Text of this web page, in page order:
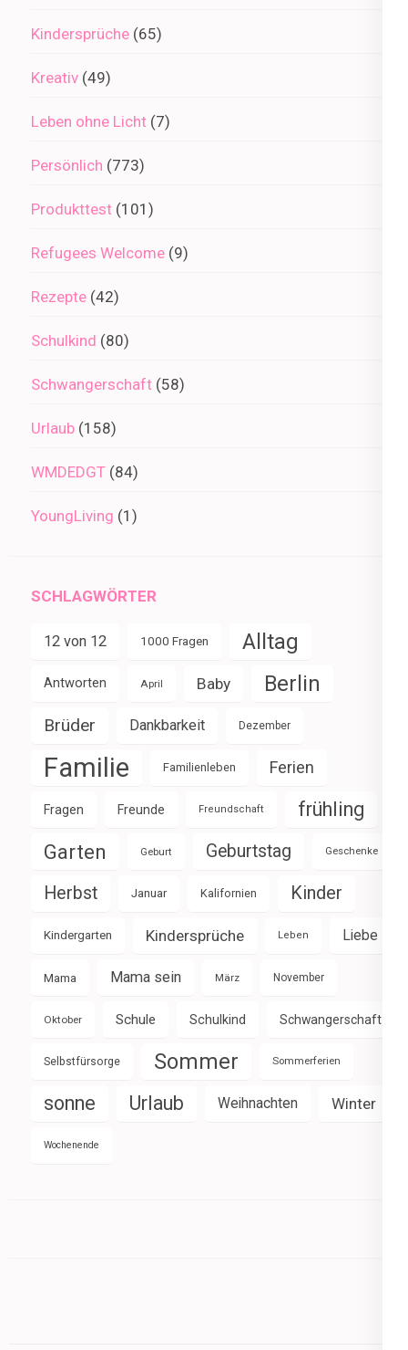
Kindersprüche (65)
Kreativ (49)
Leben ohne Licht (7)
Persönlich (773)
Produkttest (101)
Refugees Welcome (9)
Rezepte (42)
Schulkind (80)
Schwangerschaft (58)
Urlaub (158)
WMDEDGT (84)
YoungLiving (1)
SCHLAGWÖRTER
12 von 12 1000 Fragen Alltag
Antworten April Baby Berlin
Brüder Dankbarkeit Dezember
Familie Familienleben Ferien
Fragen Freunde Freundschaft frühling
Garten Geburt Geburtstag Geschenke
Herbst Januar Kalifornien Kinder
Kindergarten Kindersprüche Leben Liebe
Mama Mama sein März November
Oktober Schule Schulkind Schwangerschaft
Selbstfürsorge Sommer Sommerferien
sonne Urlaub Weihnachten Winter
Wochenende